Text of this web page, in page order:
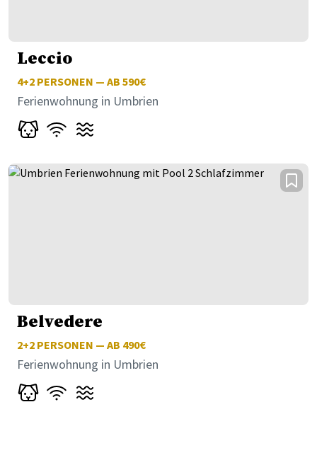
Leccio
4+2 PERSONEN — AB 590€
Ferienwohnung in Umbrien
Belvedere
2+2 PERSONEN — AB 490€
Ferienwohnung in Umbrien